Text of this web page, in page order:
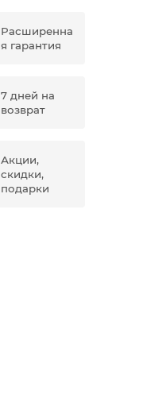
Расширенна
я гарантия
7 дней на
возврат
Акции,
скидки,
подарки